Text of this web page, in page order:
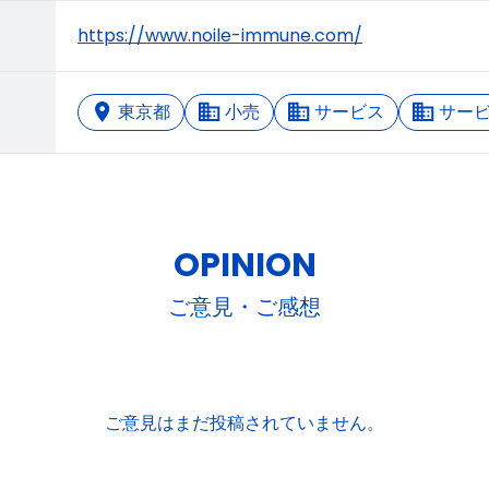
https://www.noile-immune.com/
東京都 小売 サービス サー
OPINION
ご意見・ご感想
ご意見はまだ投稿されていません。